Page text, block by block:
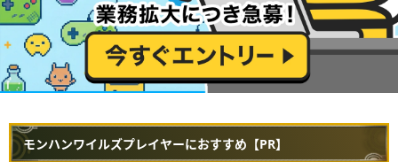
モンハンワイルズプレイヤーにおすすめ【PR】